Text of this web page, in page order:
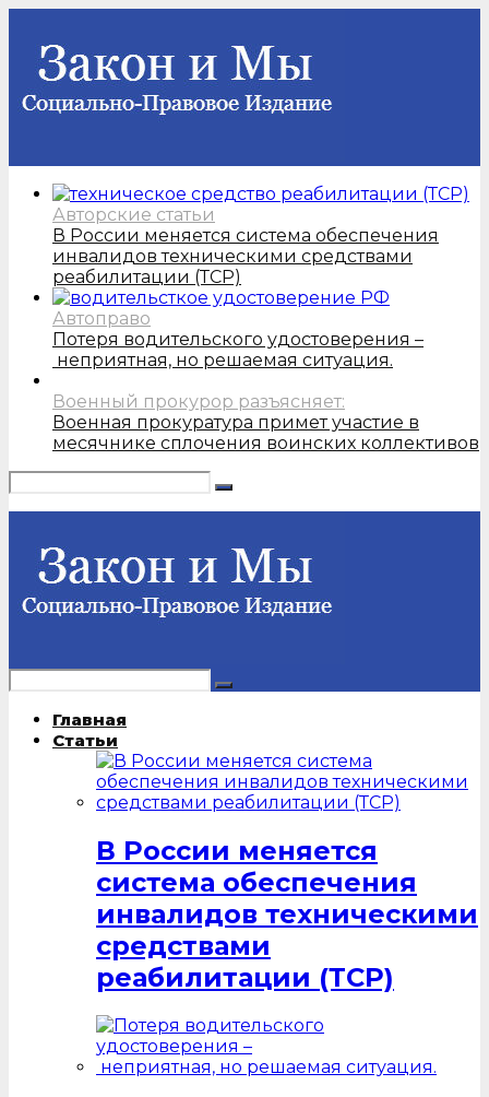
Авторские статьи
В России меняется система обеспечения
инвалидов техническими средствами
реабилитации (ТСР)
Автоправо
Потеря водительского удостоверения –
неприятная, но решаемая ситуация.
Военный прокурор разъясняет:
Военная прокуратура примет участие в
месячнике сплочения воинских коллективов
Главная
Статьи
В России меняется
система обеспечения
инвалидов техническими
средствами
реабилитации (ТСР)